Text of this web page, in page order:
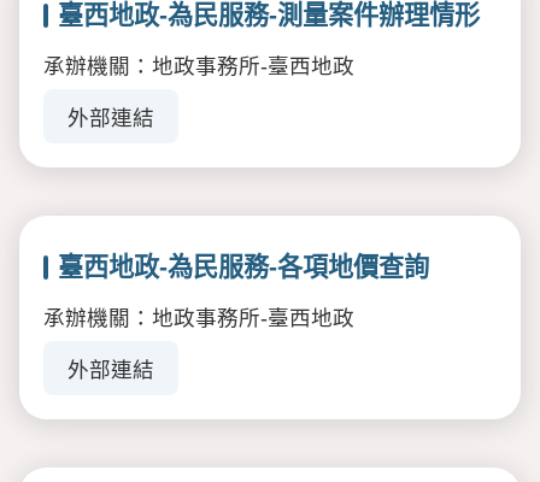
臺西地政-為民服務-測量案件辦理情形
承辦機關：地政事務所-臺西地政
外部連結
臺西地政-為民服務-各項地價查詢
承辦機關：地政事務所-臺西地政
外部連結